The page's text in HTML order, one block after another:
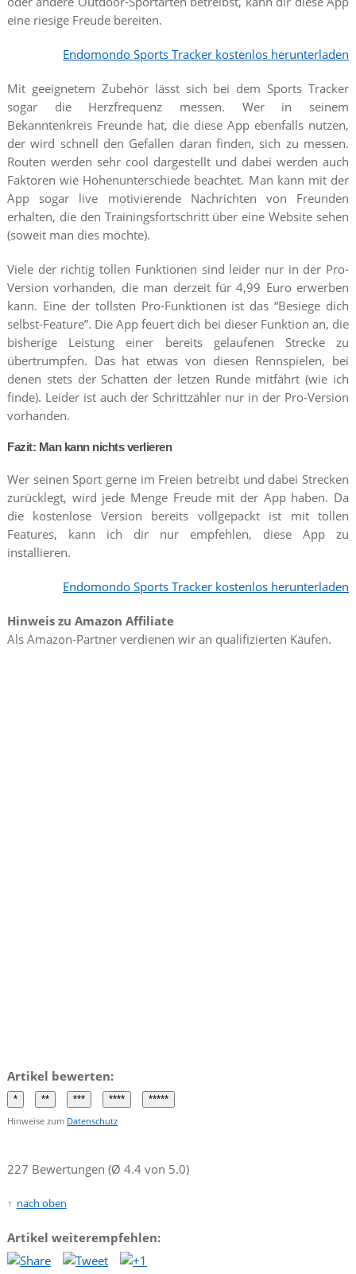
eine riesige Freude bereiten.
Endomondo Sports Tracker kostenlos herunterladen
Mit geeignetem Zubehör lässt sich bei dem Sports Tracker
sogar die Herzfrequenz messen. Wer in seinem
Bekanntenkreis Freunde hat, die diese App ebenfalls nutzen,
der wird schnell den Gefallen daran finden, sich zu messen.
Routen werden sehr cool dargestellt und dabei werden auch
Faktoren wie Höhenunterschiede beachtet. Man kann mit der
App sogar live motivierende Nachrichten von Freunden
erhalten, die den Trainingsfortschritt über eine Website sehen
(soweit man dies möchte).
Viele der richtig tollen Funktionen sind leider nur in der Pro-
Version vorhanden, die man derzeit für 4,99 Euro erwerben
kann. Eine der tollsten Pro-Funktionen ist das “Besiege dich
selbst-Feature”. Die App feuert dich bei dieser Funktion an, die
bisherige Leistung einer bereits gelaufenen Strecke zu
übertrumpfen. Das hat etwas von diesen Rennspielen, bei
denen stets der Schatten der letzen Runde mitfährt (wie ich
finde). Leider ist auch der Schrittzähler nur in der Pro-Version
vorhanden.
Fazit: Man kann nichts verlieren
Wer seinen Sport gerne im Freien betreibt und dabei Strecken
zurücklegt, wird jede Menge Freude mit der App haben. Da
die kostenlose Version bereits vollgepackt ist mit tollen
Features, kann ich dir nur empfehlen, diese App zu
installieren.
Endomondo Sports Tracker kostenlos herunterladen
Hinweis zu Amazon Affiliate
Als Amazon-Partner verdienen wir an qualifizierten Käufen.
Artikel bewerten:
Hinweise zum Datenschutz
227 Bewertungen (Ø 4.4 von 5.0)
nach oben
Artikel weiterempfehlen: